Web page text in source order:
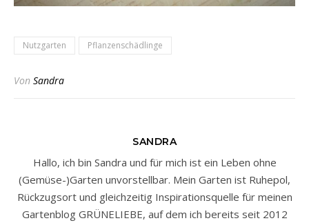
Nutzgarten Pflanzenschädlinge
Von Sandra
SANDRA
Hallo, ich bin Sandra und für mich ist ein Leben ohne
(Gemüse-)Garten unvorstellbar. Mein Garten ist Ruhepol,
Rückzugsort und gleichzeitig Inspirationsquelle für meinen
Gartenblog GRÜNELIEBE, auf dem ich bereits seit 2012